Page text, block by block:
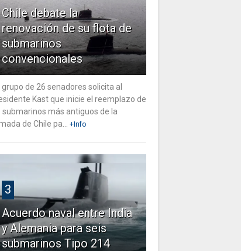
Chile debate la
renovación de su flota de
submarinos
convencionales
grupo de 26 senadores solicita al
Kast que inicie el reemplazo de
submarinos más antiguos de la
de Chile pa...
+Info
3
Acuerdo naval entre India
y Alemania para seis
submarinos Tipo 214